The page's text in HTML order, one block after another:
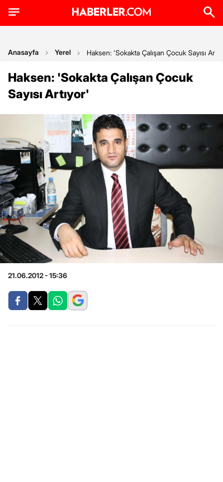
Anasayfa Yerel Haksen: 'Sokakta Çalışan Çocuk Sayısı
Haksen: 'Sokakta Çalışan Çocuk
Sayısı Artıyor'
21.06.2012 - 15:36